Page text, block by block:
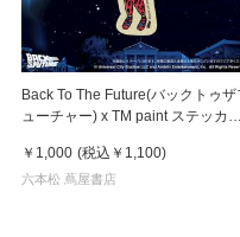
Back To The Future(バックトゥザ
ューチャー) x TM paint ステッカー
￥1,000 (税込 ￥1,100)
六本松 蔦屋書店